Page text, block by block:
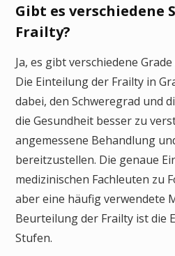
Gibt es verschiedene
Frailty?
Ja, es gibt verschiedene
Die Einteilung der Frailty in
dabei, den Schweregrad und
die Gesundheit besser zu
angemessene Behandlung
bereitzustellen. Die genaue
medizinischen Fachleuten zu
aber eine häufig verwendete
Beurteilung der Frailty ist die
Stufen.